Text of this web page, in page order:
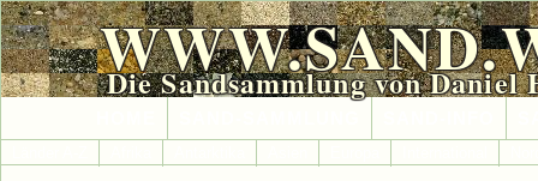
Die Sandsammlung von Daniel